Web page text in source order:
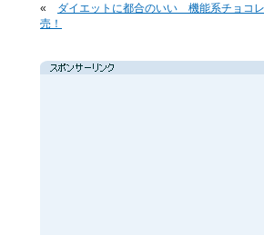
« ダイエットに都合のいい 機能系チョコ
売！